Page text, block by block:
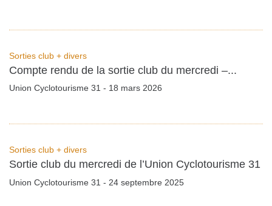
Sorties club + divers
Compte rendu de la sortie club du mercredi –...
Union Cyclotourisme 31 - 18 mars 2026
Sorties club + divers
Sortie club du mercredi de l’Union Cyclotourisme 31
Union Cyclotourisme 31 - 24 septembre 2025